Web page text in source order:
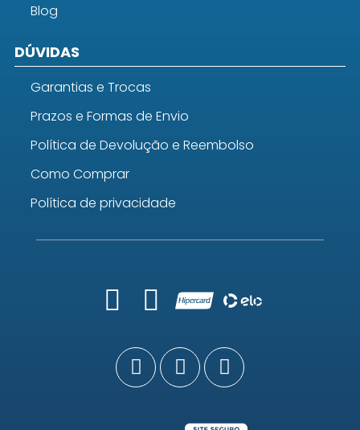
Blog
DÚVIDAS
Garantias e Trocas
Prazos e Formas de Envio
Política de Devolução e Reembolso
Como Comprar
Política de privacidade